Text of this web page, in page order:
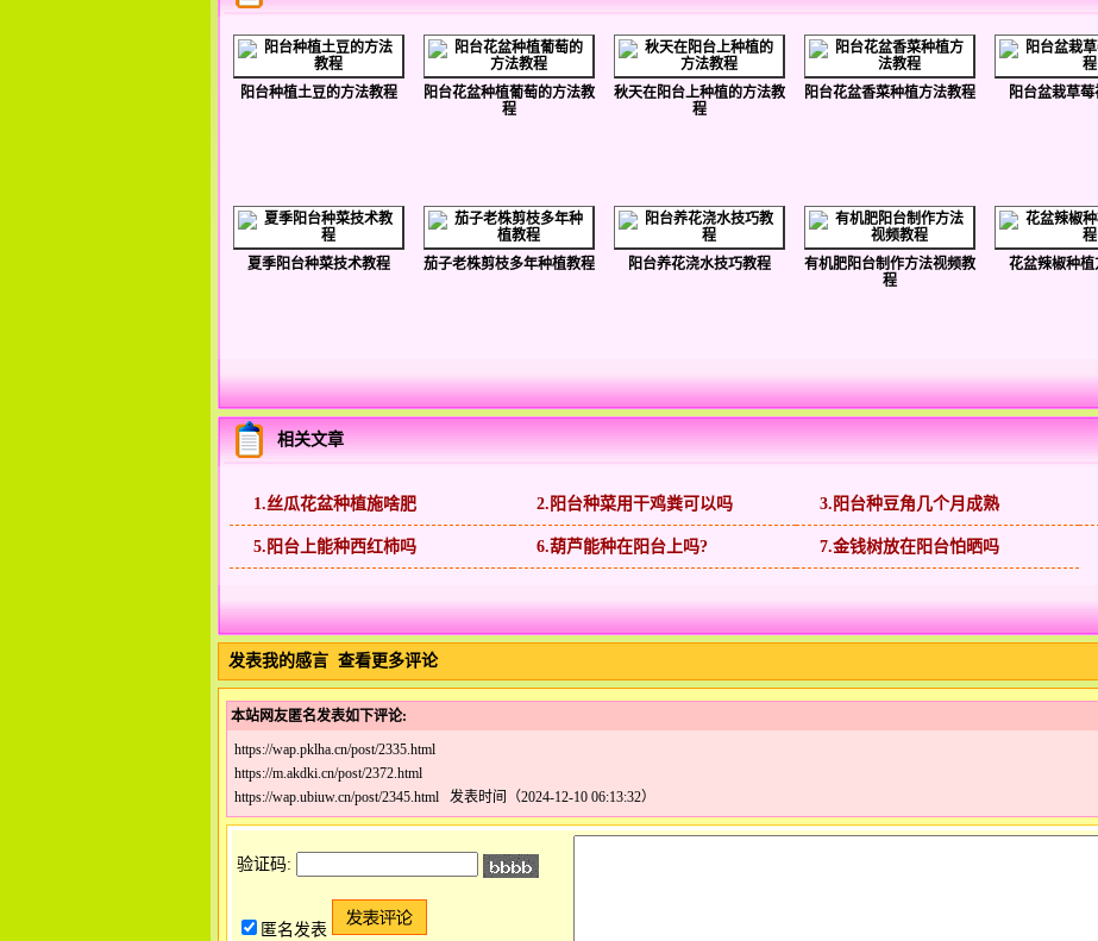
阳台种植土豆的方法教程
阳台花盆种植葡萄的方法教
程
秋天在阳台上种植的方法教
程
阳台花盆香菜种植方法教程 阳台盆栽草
夏季阳台种菜技术教程 茄子老株剪枝多年种植教程 阳台养花浇水技巧教程
有机肥阳台制作方法视频教
程
花盆辣椒种植
相关文章
1.丝瓜花盆种植施啥肥 2.阳台种菜用干鸡粪可以吗 3.阳台种豆角几个月成熟
5.阳台上能种西红柿吗 6.葫芦能种在阳台上吗? 7.金钱树放在阳台怕晒吗
发表我的感言 查看更多评论
本站网友匿名发表如下评论:
https://wap.pklha.cn/post/2335.html
https://m.akdki.cn/post/2372.html
https://wap.ubiuw.cn/post/2345.html 发表时间（2024-12-10 06:13:32）
验证码:
匿名发表